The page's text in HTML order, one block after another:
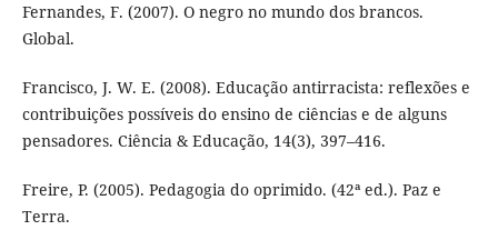
Fernandes, F. (2007). O negro no mundo dos brancos.
Global.
Francisco, J. W. E. (2008). Educação antirracista: reflexões e
contribuições possíveis do ensino de ciências e de alguns
pensadores. Ciência & Educação, 14(3), 397–416.
Freire, P. (2005). Pedagogia do oprimido. (42ª ed.). Paz e
Terra.